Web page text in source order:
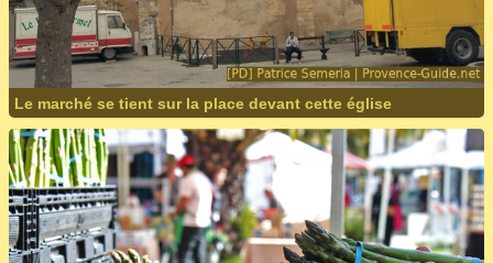
Le marché se tient sur la place devant cette église